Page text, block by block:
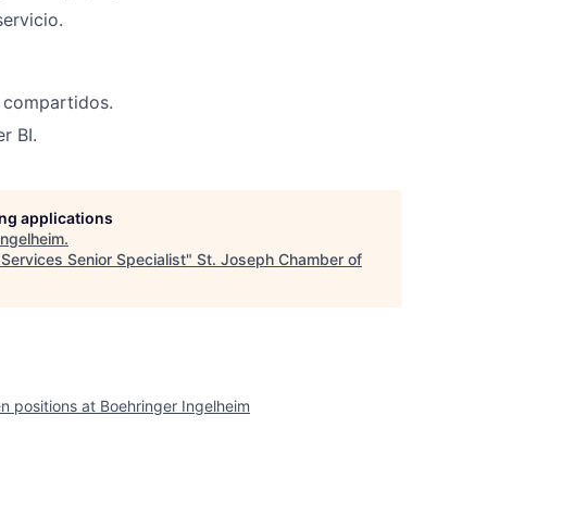
BI.
applications
.
Senior Specialist" St. Joseph Chamber of
positions at Boehringer Ingelheim